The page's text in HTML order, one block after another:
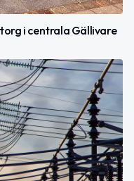
i centrala Gällivare